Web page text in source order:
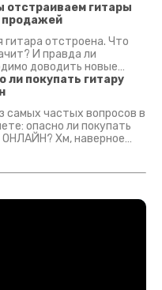
отстраиваем гитары
продажей
гитара отстроена. Что
И правда ли
доводить новые
Если кратко - да.
- в видео :)
ли покупать гитару
самых частых вопросов в
опасно ли покупать
Хм, наверное
Случись что -